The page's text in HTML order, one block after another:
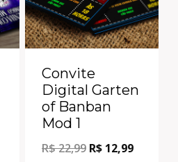
Convite
Digital Garten
of Banban
Mod 1
R$22,99 R$ 12,99